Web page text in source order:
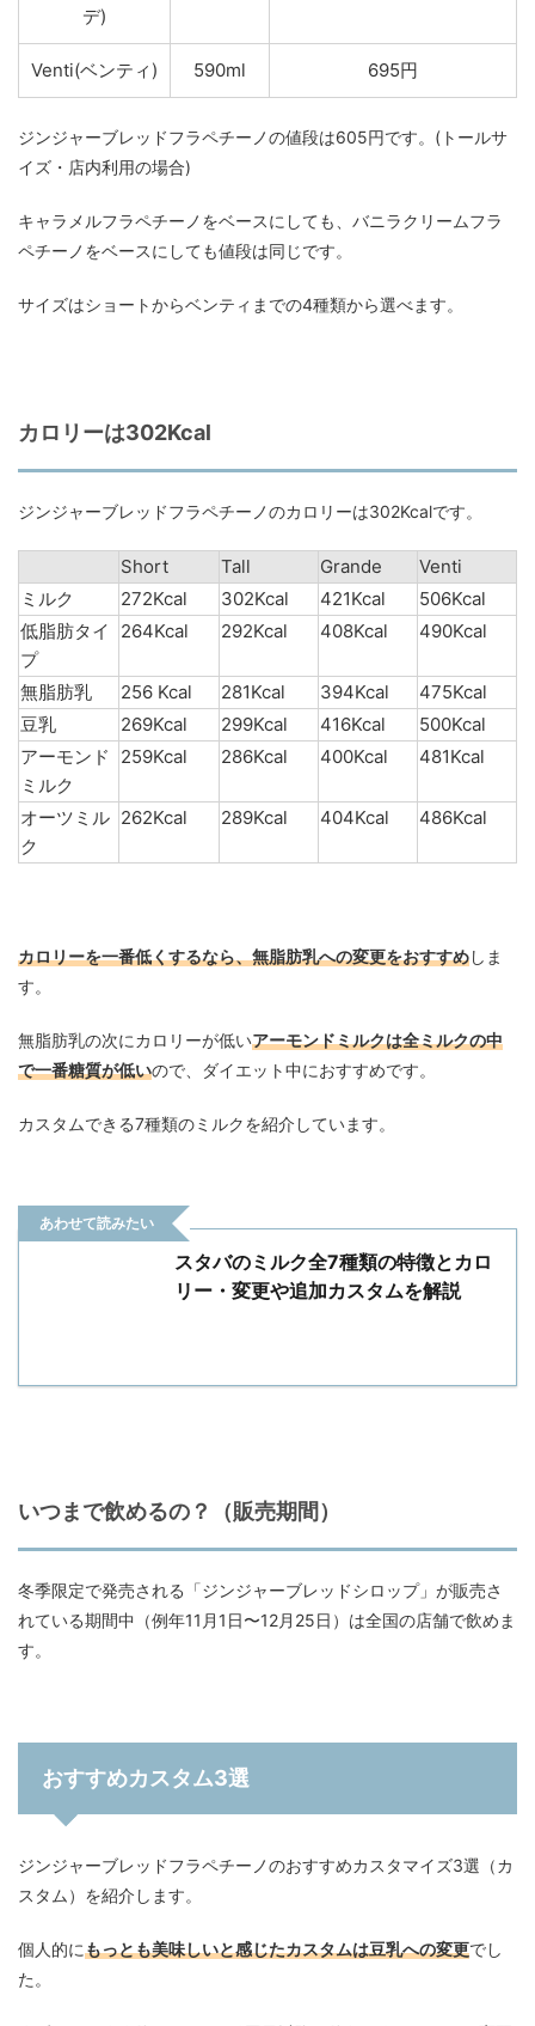
デ)
Venti(ベンティ) 590ml 695円
ジンジャーブレッドフラペチーノの値段は605円です。(トールサ
イズ・店内利用の場合)
キャラメルフラペチーノをベースにしても、バニラクリームフラ
ペチーノをベースにしても値段は同じです。
サイズはショートからベンティまでの4種類から選べます。
カロリーは302Kcal
ジンジャーブレッドフラペチーノのカロリーは302Kcalです。
Short Tall Grande
Venti
ミルク
272Kcal 302Kcal 421Kcal
506Kcal
低脂肪タイ
プ
264Kcal 292Kcal 408Kcal 490Kcal
無脂肪乳 256 Kcal 281Kcal 394Kcal
475Kcal
豆乳
269Kcal 299Kcal 416Kcal
500Kcal
アーモンド
ミルク
259Kcal 286Kcal 400Kcal 481Kcal
オーツミル
ク
262Kcal 289Kcal 404Kcal 486Kcal
カロリーを一番低くするなら、無脂肪乳への変更をおすすめしま
す。
無脂肪乳の次にカロリーが低いアーモンドミルクは全ミルクの中
で一番糖質が低いので、ダイエット中におすすめです。
カスタムできる7種類のミルクを紹介しています。
あわせて読みたい
スタバのミルク全7種類の特徴とカロ
リー・変更や追加カスタムを解説
いつまで飲めるの？（販売期間）
冬季限定で発売される「ジンジャーブレッドシロップ」が販売さ
れている期間中（例年11月1日〜12月25日）は全国の店舗で飲めま
す。
おすすめカスタム3選
ジンジャーブレッドフラペチーノのおすすめカスタマイズ3選（カ
スタム）を紹介します。
個人的にもっとも美味しいと感じたカスタムは豆乳への変更でし
た。